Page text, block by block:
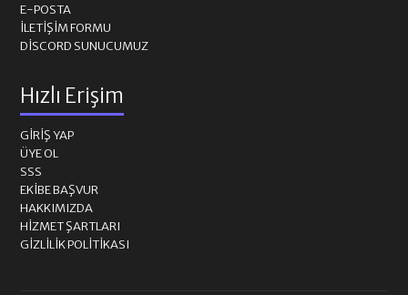
E-POSTA
İLETIŞIM FORMU
DISCORD SUNUCUMUZ
Hızlı Erişim
GIRIŞ YAP
ÜYE OL
SSS
EKIBE BAŞVUR
HAKKIMIZDA
HIZMET ŞARTLARI
GIZLILIK POLITIKASI